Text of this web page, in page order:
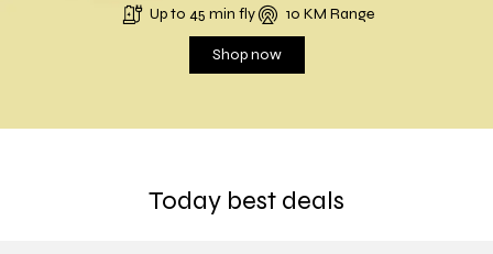
Up to 45 min fly
10 KM Range
Shop now
Today best deals